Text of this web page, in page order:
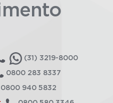
(31) 3219-8000
0800 283 8337
0800 940 5832